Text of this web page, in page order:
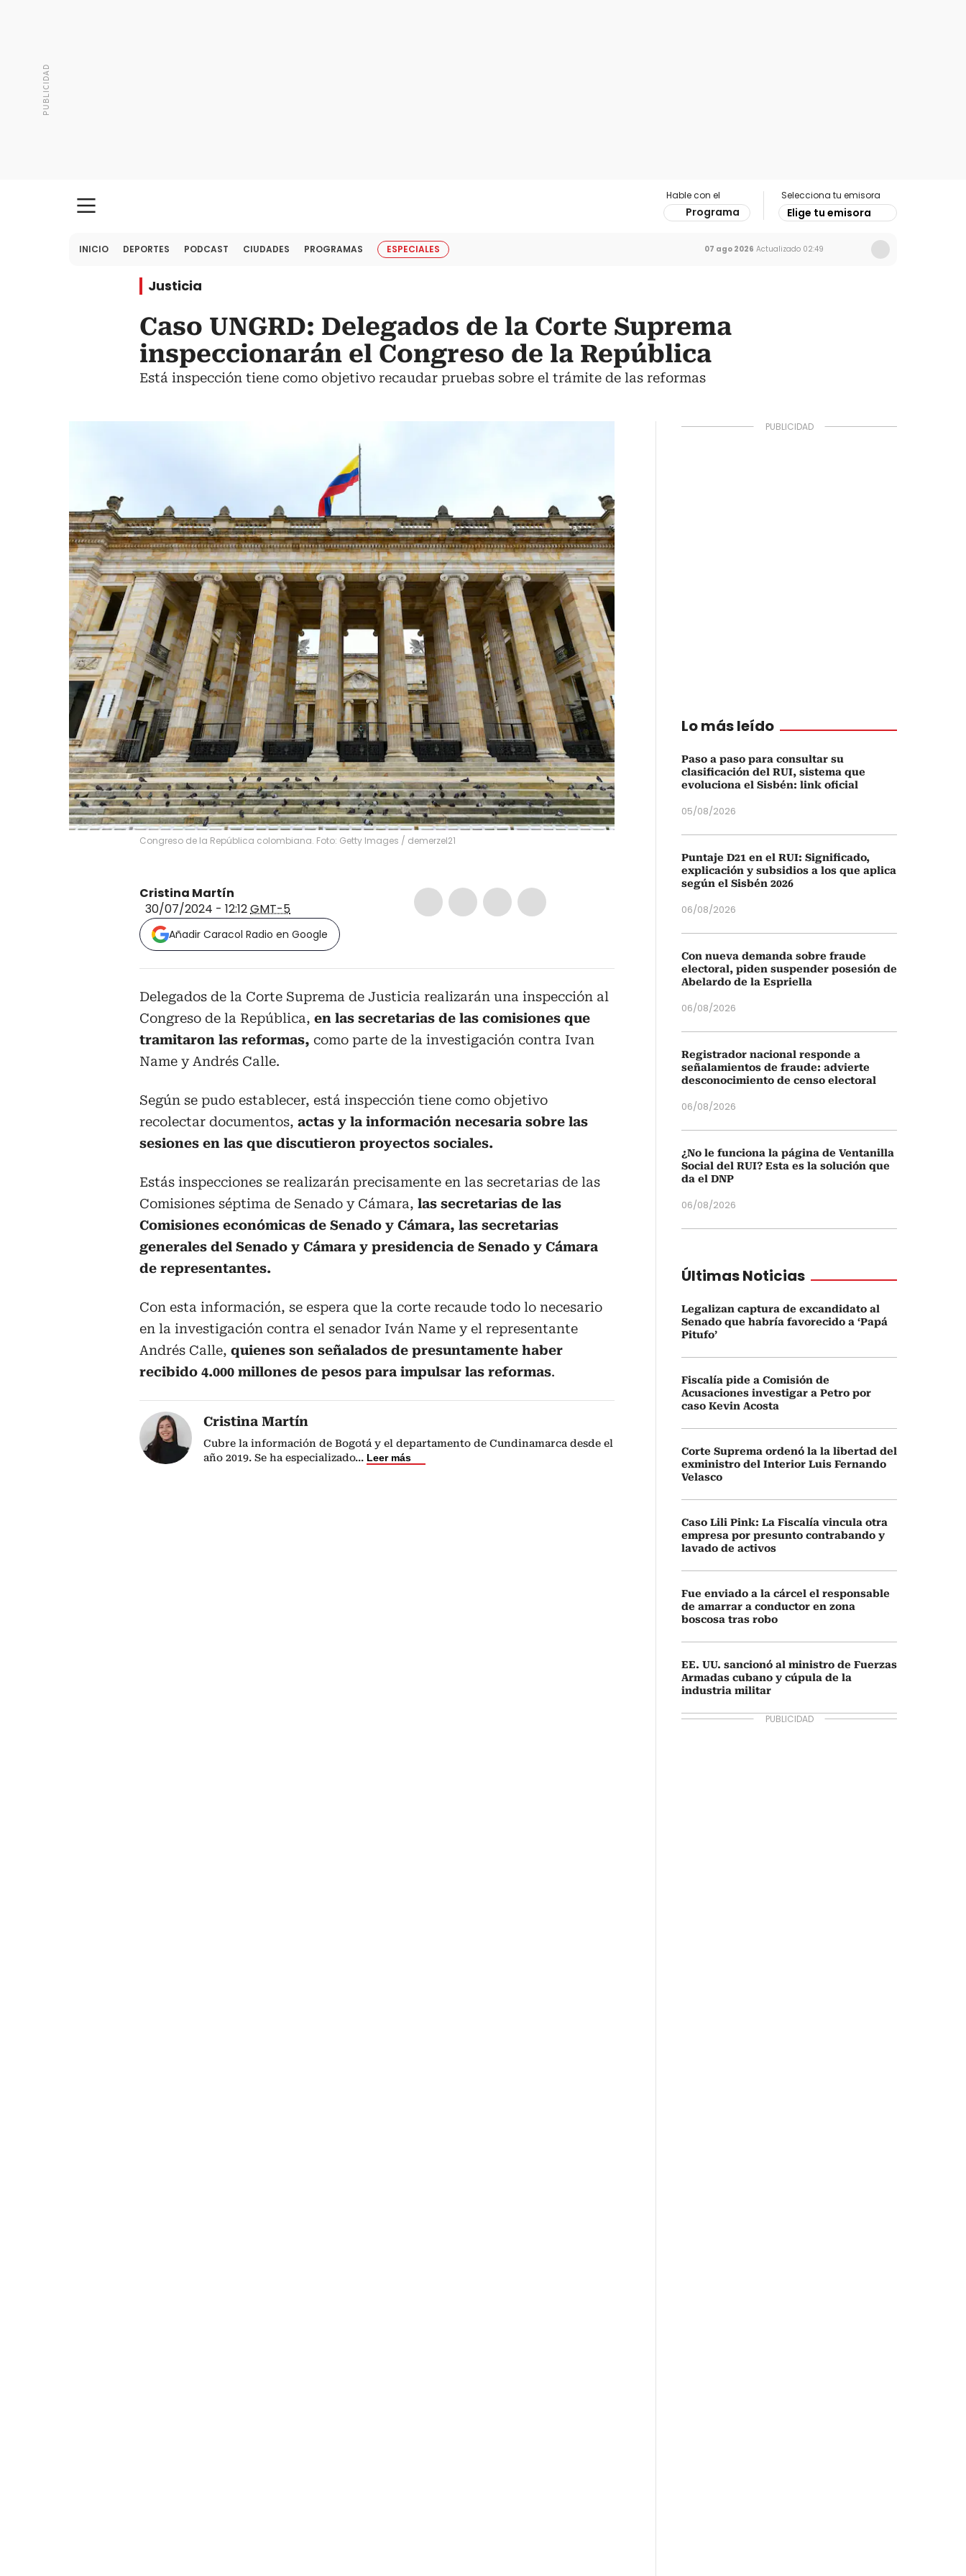
Hable con el
Programa
Selecciona tu emisora
Elige tu emisora
INICIO DEPORTES PODCAST CIUDADES PROGRAMAS ESPECIALES 07 ago 2026 Actualizado 02:49
Justicia
Caso UNGRD: Delegados de la Corte Suprema
inspeccionarán el Congreso de la República
Está inspección tiene como objetivo recaudar pruebas sobre el trámite de las reformas
Congreso de la República colombiana. Foto: Getty Images / demerzel21
Cristina Martín
30/07/2024 - 12:12GMT-5
Añadir Caracol Radio en Google
Delegados de la Corte Suprema de Justicia realizarán una inspección al
Congreso de la República, en las secretarias de las comisiones que
tramitaron las reformas, como parte de la investigación contra Ivan
Name y Andrés Calle.
Según se pudo establecer, está inspección tiene como objetivo
recolectar documentos, actas y la información necesaria sobre las
sesiones en las que discutieron proyectos sociales.
Estás inspecciones se realizarán precisamente en las secretarias de las
Comisiones séptima de Senado y Cámara, las secretarias de las
Comisiones económicas de Senado y Cámara, las secretarias
generales del Senado y Cámara y presidencia de Senado y Cámara
de representantes.
Con esta información, se espera que la corte recaude todo lo necesario
en la investigación contra el senador Iván Name y el representante
Andrés Calle, quienes son señalados de presuntamente haber
recibido 4.000 millones de pesos para impulsar las reformas.
Cristina Martín
Cubre la información de Bogotá y el departamento de Cundinamarca desde el
año 2019. Se ha especializado... Leer más
Lo más leído
Paso a paso para consultar su
clasificación del RUI, sistema que
evoluciona el Sisbén: link oficial
05/08/2026
Puntaje D21 en el RUI: Significado,
explicación y subsidios a los que aplica
según el Sisbén 2026
06/08/2026
Con nueva demanda sobre fraude
electoral, piden suspender posesión de
Abelardo de la Espriella
06/08/2026
Registrador nacional responde a
señalamientos de fraude: advierte
desconocimiento de censo electoral
06/08/2026
¿No le funciona la página de Ventanilla
Social del RUI? Esta es la solución que
da el DNP
06/08/2026
Últimas Noticias
Legalizan captura de excandidato al
Senado que habría favorecido a ‘Papá
Pitufo’
Fiscalía pide a Comisión de
Acusaciones investigar a Petro por
caso Kevin Acosta
Corte Suprema ordenó la la libertad del
exministro del Interior Luis Fernando
Velasco
Caso Lili Pink: La Fiscalía vincula otra
empresa por presunto contrabando y
lavado de activos
Fue enviado a la cárcel el responsable
de amarrar a conductor en zona
boscosa tras robo
EE. UU. sancionó al ministro de Fuerzas
Armadas cubano y cúpula de la
industria militar